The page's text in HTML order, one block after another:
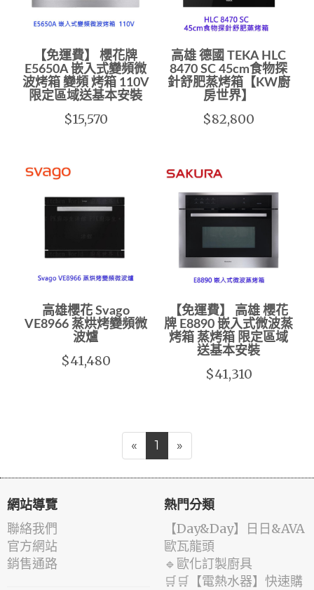
【免運費】 櫻花牌
E5650A 嵌入式變頻微
波烤箱 變頻 烤箱 110V
限定區域送基本安裝
$15,570
高雄 德國 TEKA HLC
8470 SC 45cm食物探
針舒肥蒸烤箱【KW廚
房世界】
$82,800
高雄櫻花 Svago
VE8966 蒸烘烤變頻微
波爐
$41,480
【免運費】 高雄 櫻花
牌 E8890 嵌入式微波蒸
烤箱 蒸烤箱 限定區域
送基本安裝
$41,310
« 1 »
網站導覽
聯絡我們
官方網站
銷售通路
熱門分類
️【Day&Day】️日日&AVA
歐瓦龍頭
🔹歐化訂製廚具
🛒🛒【電熱水器】快速購